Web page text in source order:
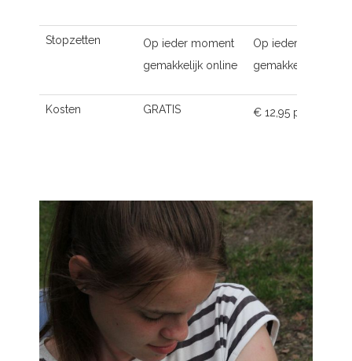
Stopzetten
Op ieder moment
gemakkelijk online
Op ieder moment
gemakkelijk online
Kosten GRATIS € 12,95 p.m.